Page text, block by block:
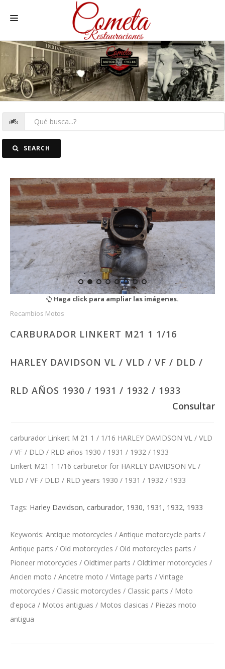
MOTOS NACIONALES Y OTRAS
REC. MOTOS
FOTOSSEARCH
Haga click para ampliar las imágenes.
Recambios Motos
CARBURADOR LINKERT M21 1 1/16
HARLEY DAVIDSON VL / VLD / VF / DLD /
RLD AÑOS 1930 / 1931 / 1932 / 1933
Consultar
carburador Linkert M 21 1 / 1/16 HARLEY DAVIDSON VL / VLD
/ VF / DLD / RLD años 1930 / 1931 / 1932 / 1933
Linkert M21 1 1/16 carburetor for HARLEY DAVIDSON VL /
VLD / VF / DLD / RLD years 1930 / 1931 / 1932 / 1933
Tags: Harley Davidson, carburador, 1930, 1931 , 1932, 1933
Keywords: Antique motorcycles / Antique motorcycle parts /
Antique parts / Old motorcycles / Old motorcycles parts /
Pioneer motorcycles / Oldtimer parts / Oldtimer motorcycles /
Ancien moto / Ancetre moto / Vintage parts / Vintage
motorcycles / Classic motorcycles / Classic parts / Moto
d'epoca / Motos antiguas / Motos clasicas / Piezas moto
antigua